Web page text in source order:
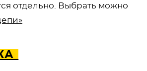
отдельно. Выбрать можно